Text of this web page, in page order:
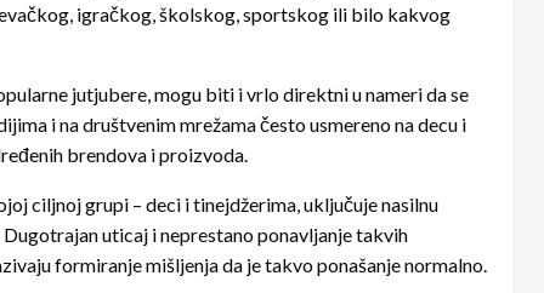
igračkog, školskog, sportskog ili bilo kakvog
jutjubere, mogu biti i vrlo direktni u nameri da se
i na društvenim mrežama često usmereno na decu i
brendova i proizvoda.
ciljnoj grupi – deci i tinejdžerima, uključuje nasilnu
uticaj i neprestano ponavljanje takvih
formiranje mišljenja da je takvo ponašanje normalno.